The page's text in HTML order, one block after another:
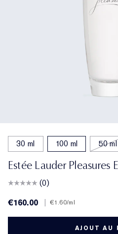
30 ml 100 ml 50 ml
Estée Lauder Pleasures
(0)
€160.00
€1.60/ml
AJOUT AU